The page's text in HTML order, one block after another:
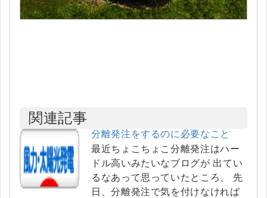
関連記事
分離発注をするのに必要なこと
最近ちょこちょこ分離発注はハー
ドル高いみたいなブログが 出てい
るなあって思っていたところ、 先
日、分離発注で気を付けなければ